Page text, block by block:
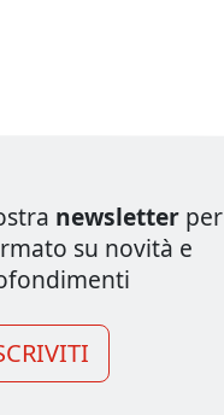
newsletter per
su novità e